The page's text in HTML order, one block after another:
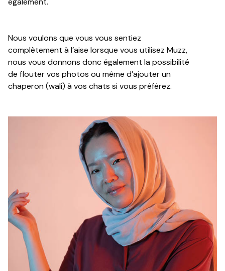
Nous voulons que vous vous sentiez
complètement à l’aise lorsque vous utilisez Muzz,
nous vous donnons donc également la possibilité
de flouter vos photos ou même d’ajouter un
chaperon (wali) à vos chats si vous préférez.